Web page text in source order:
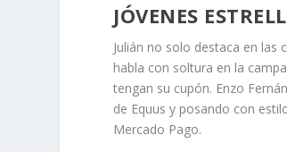
JÓVENES
Julián no solo destaca en las
habla con soltura en la
tengan su cupón. Enzo
de Equus y posando con
Mercado Pago.